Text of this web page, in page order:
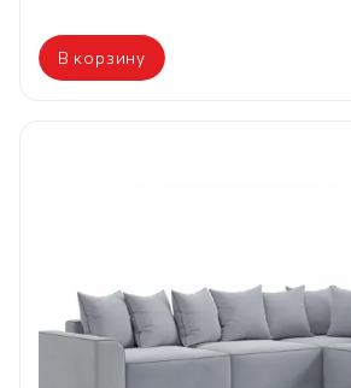
В корзину